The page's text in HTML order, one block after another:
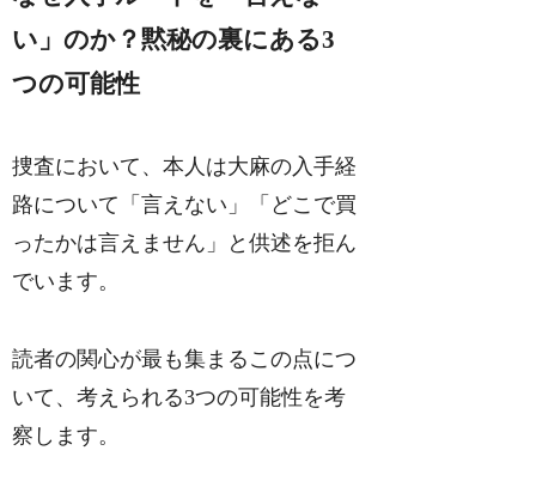
い」のか？黙秘の裏にある3
つの可能性
捜査において、本人は大麻の入手経
路について「言えない」「どこで買
ったかは言えません」と供述を拒ん
でいます。
読者の関心が最も集まるこの点につ
いて、考えられる3つの可能性を考
察します。